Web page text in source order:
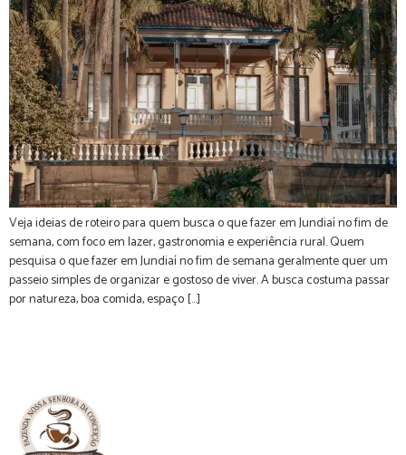
Veja ideias de roteiro para quem busca o que fazer em Jundiaí no fim de
semana, com foco em lazer, gastronomia e experiência rural. Quem
pesquisa o que fazer em Jundiaí no fim de semana geralmente quer um
passeio simples de organizar e gostoso de viver. A busca costuma passar
por natureza, boa comida, espaço […]